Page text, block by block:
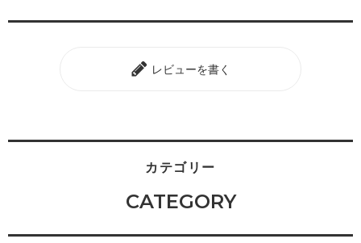
レビューを書く
カテゴリー
CATEGORY